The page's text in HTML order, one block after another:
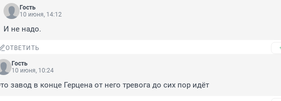
Гость
10 июня, 14:12
И не надо.
ОТВЕТИТЬ
Гость
10 июня, 10:24
завод в конце Герцена от него тревога до сих пор идёт